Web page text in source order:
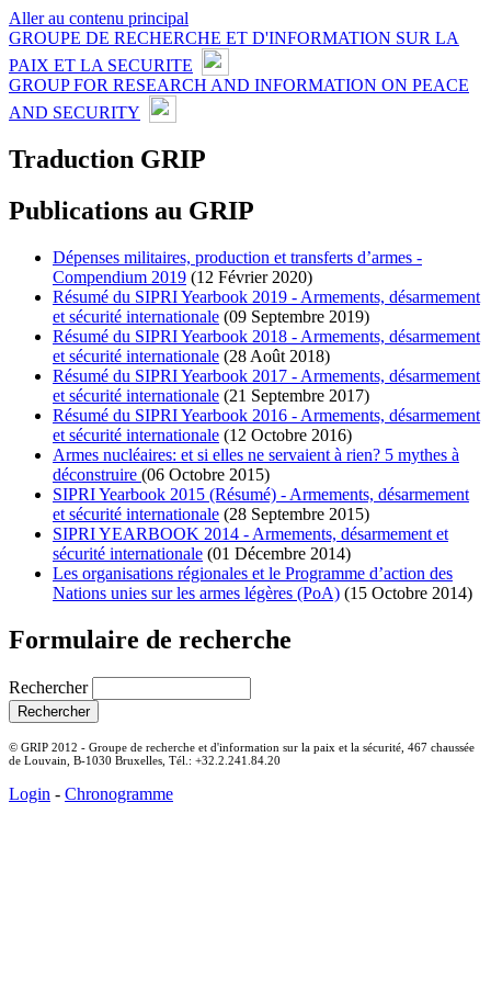
Aller au contenu principal
GROUPE DE RECHERCHE ET D'INFORMATION SUR LA
PAIX ET LA SECURITE
GROUP FOR RESEARCH AND INFORMATION ON PEACE
AND SECURITY
Traduction GRIP
Publications au GRIP
Dépenses militaires, production et transferts d’armes -
Compendium 2019 (12 Février 2020)
Résumé du SIPRI Yearbook 2019 - Armements, désarmement
et sécurité internationale (09 Septembre 2019)
Résumé du SIPRI Yearbook 2018 - Armements, désarmement
et sécurité internationale (28 Août 2018)
Résumé du SIPRI Yearbook 2017 - Armements, désarmement
et sécurité internationale (21 Septembre 2017)
Résumé du SIPRI Yearbook 2016 - Armements, désarmement
et sécurité internationale (12 Octobre 2016)
Armes nucléaires: et si elles ne servaient à rien? 5 mythes à
déconstruire (06 Octobre 2015)
SIPRI Yearbook 2015 (Résumé) - Armements, désarmement
et sécurité internationale (28 Septembre 2015)
SIPRI YEARBOOK 2014 - Armements, désarmement et
sécurité internationale (01 Décembre 2014)
Les organisations régionales et le Programme d’action des
Nations unies sur les armes légères (PoA) (15 Octobre 2014)
Formulaire de recherche
Rechercher
© GRIP 2012 - Groupe de recherche et d'information sur la paix et la sécurité, 467 chaussée
de Louvain, B-1030 Bruxelles, Tél.: +32.2.241.84.20
Login - Chronogramme